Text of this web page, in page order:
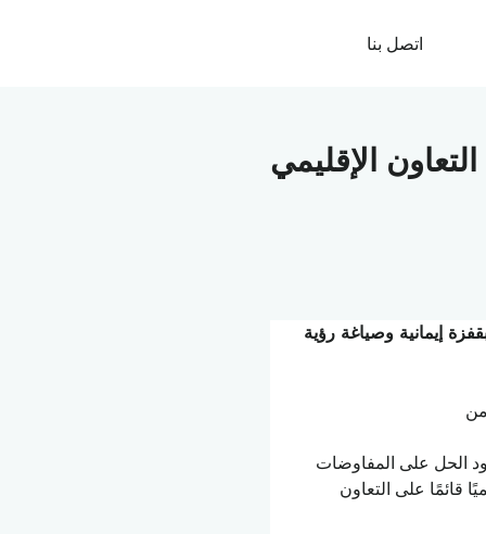
اتصل بنا
الإقليمي
إيمانية وصياغة رؤية
الحل على المفاوضات
قائمًا على التعاون